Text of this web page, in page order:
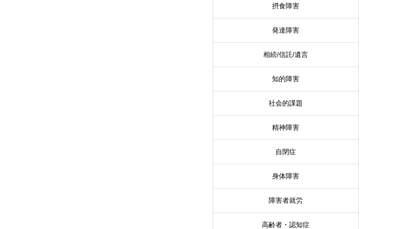
摂食障害
発達障害
相続/信託/遺言
知的障害
社会的課題
精神障害
自閉症
身体障害
障害者就労
高齢者・認知症